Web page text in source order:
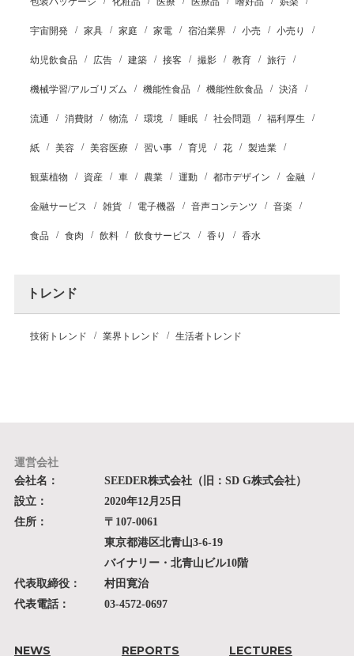
宇宙開発 家具 家庭 家電 宿泊業界 小売 小売り
幼児飲食品 広告 建築 接客 撮影 教育 旅行
機械学習/アルゴリズム 機能性食品 機能性飲食品 決済
流通 消費財 物流 環境 睡眠 社会問題 福利厚生
紙 美容 美容医療 習い事 育児 花 製造業
観葉植物 資産 車 農業 運動 都市デザイン 金融
金融サービス 雑貨 電子機器 音声コンテンツ 音楽
食品 食肉 飲料 飲食サービス 香り 香水
トレンド
技術トレンド 業界トレンド 生活者トレンド
運営会社
会社名：
SEEDER株式会社（旧：SD G株式会社）
設立：
2020年12月25日
住所：
〒107-0061
東京都港区北青山3-6-19
バイナリー・北青山ビル10階
代表取締役：
村田寛治
代表電話：
03-4572-0697
NEWS REPORTS LECTURES